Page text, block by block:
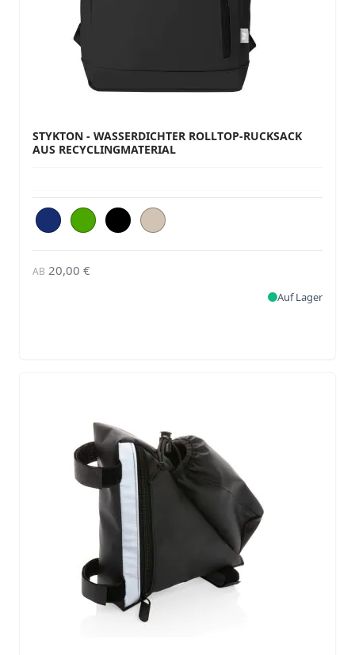
STYKTON - WASSERDICHTER ROLLTOP-RUCKSACK
AUS RECYCLINGMATERIAL
AB 20,00 €
Auf Lager